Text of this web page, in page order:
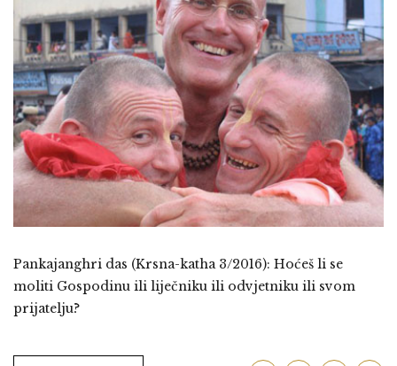
Pankajanghri das (Krsna-katha 3/2016): Hoćeš li se
moliti Gospodinu ili liječniku ili odvjetniku ili svom
prijatelju?